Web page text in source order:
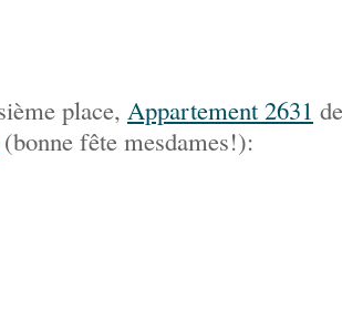
place, Appartement 2631
(bonne fête mesdames!):